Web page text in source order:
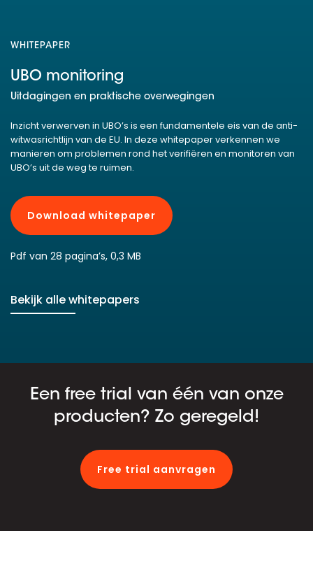
WHITEPAPER
UBO monitoring
Uitdagingen en praktische overwegingen
Inzicht verwerven in UBO’s is een fundamentele eis van de anti-
witwasrichtlijn van de EU. In deze whitepaper verkennen we
manieren om problemen rond het verifiëren en monitoren van
UBO’s uit de weg te ruimen.
Download whitepaper
Pdf van 28 pagina’s, 0,3 MB
Bekijk alle whitepapers
Een free trial van één van onze
producten? Zo geregeld!
Free trial aanvragen